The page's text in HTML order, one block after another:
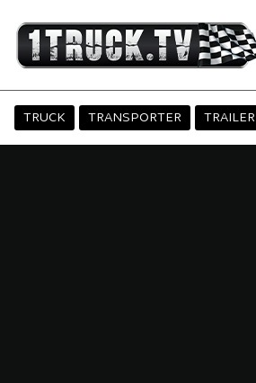
TRUCK TRANSPORTER TRAILER